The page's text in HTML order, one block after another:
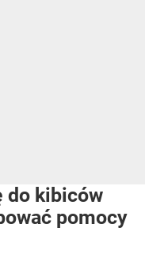
do kibiców
pomocy